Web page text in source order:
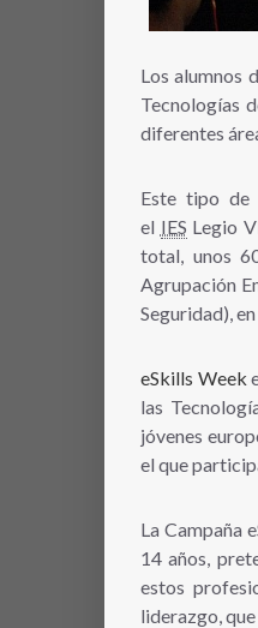
Los alumnos
Tecnologías
diferentes
Este tipo de
el IES Legio
total, unos
Agrupación
Seguridad),
eSkills Week
las
jóvenes
el que
La Campaña
14 años,
estos
liderazgo,